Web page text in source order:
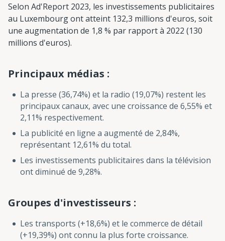
Selon Ad'Report 2023, les investissements publicitaires
au Luxembourg ont atteint 132,3 millions d'euros, soit
une augmentation de 1,8 % par rapport à 2022 (130
millions d'euros).
Principaux médias :
La presse (36,74%) et la radio (19,07%) restent les
principaux canaux, avec une croissance de 6,55% et
2,11% respectivement.
La publicité en ligne a augmenté de 2,84%,
représentant 12,61% du total.
Les investissements publicitaires dans la télévision
ont diminué de 9,28%.
Groupes d'investisseurs :
Les transports (+18,6%) et le commerce de détail
(+19,39%) ont connu la plus forte croissance.